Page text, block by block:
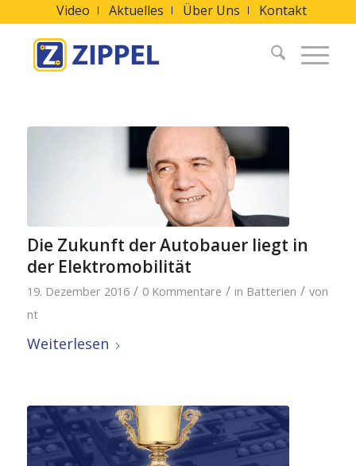
Video Aktuelles Über Uns Kontakt
Die Zukunft der Autobauer liegt in
der Elektromobilität
19. Dezember 2016 / 0 Kommentare / in Batterien / von
nt
Weiterlesen